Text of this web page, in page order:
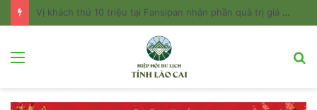
Vị khách thứ 10 triệu tại Fansipan nhận phần quà trị giá hơn 20 triệu đồng
Menu